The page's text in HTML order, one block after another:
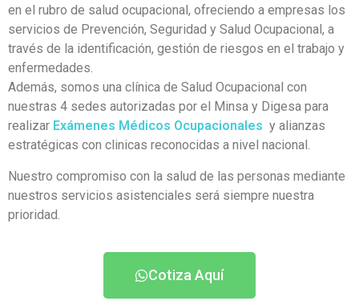
en el rubro de salud ocupacional, ofreciendo a empresas los
servicios de Prevención, Seguridad y Salud Ocupacional, a
través de la identificación, gestión de riesgos en el trabajo y
enfermedades.
Además, somos una clínica de Salud Ocupacional con
nuestras 4 sedes autorizadas por el Minsa y Digesa para
realizar Exámenes Médicos Ocupacionales y alianzas
estratégicas con clinicas reconocidas a nivel nacional.
Nuestro compromiso con la salud de las personas mediante
nuestros servicios asistenciales será siempre nuestra
prioridad.
Cotiza Aquí